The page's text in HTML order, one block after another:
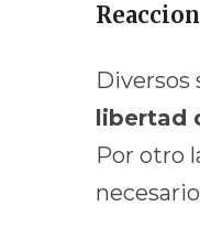
Diversos
libertad
Por otro